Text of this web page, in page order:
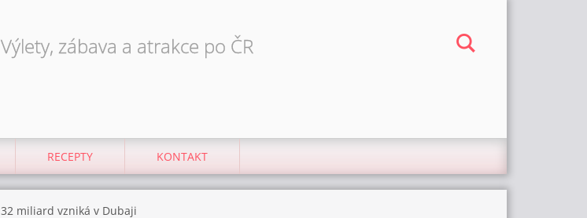
Výlety, zábava a atrakce po ČR
RECEPTY KONTAKT
miliard vzniká v Dubaji